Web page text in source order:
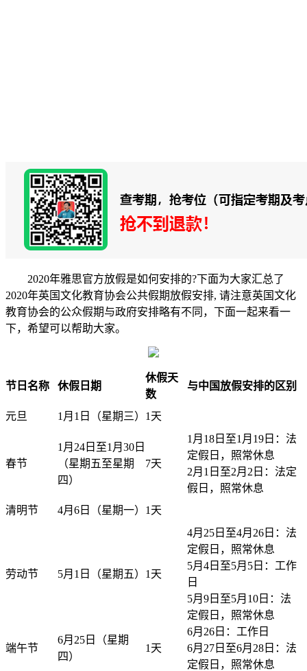
2020年雅思官方放假是如何安排的?下面为大家汇总了
2020年英国文化教育协会公共假期放假安排, 请注意英国文化
教育协会的公众假期与政府安排略有不同，下面一起来看一
下，希望可以帮助大家。
节日名称 休假日期
休假天
数
与中国放假安排的区别
元旦 1月1日（星期三） 1天
春节
1月24日至1月30日
（星期五至星期
四）
7天
1月18日至1月19日：法
定假日，照常休息
2月1日至2月2日：法定
假日，照常休息
清明节
4月6日（星期一） 1天
劳动节 5月1日（星期五） 1天
4月25日至4月26日：法
定假日，照常休息
5月4日至5月5日：工作
日
5月9日至5月10日：法
定假日，照常休息
端午节
6月25日（星期
四）
1天
6月26日：工作日
6月27日至6月28日：法
定假日，照常休息